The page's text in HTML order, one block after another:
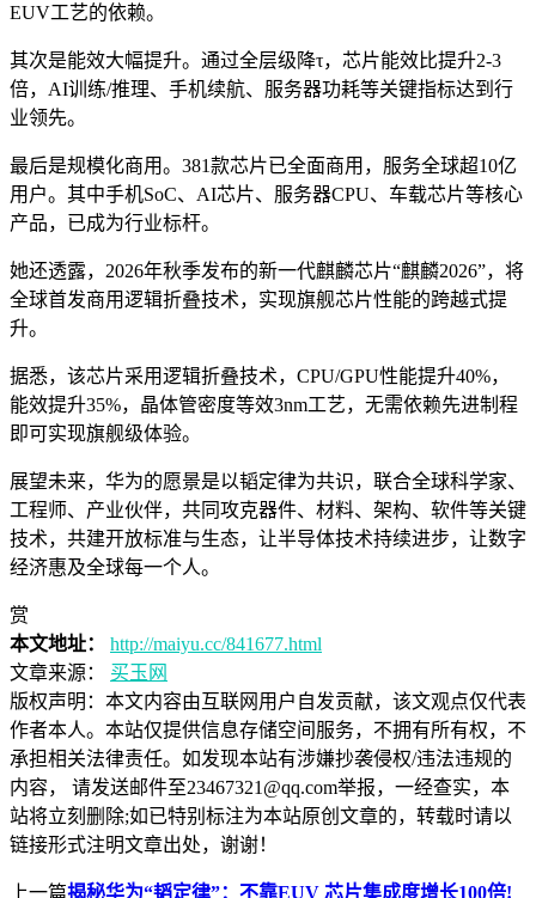
EUV工艺的依赖。
其次是能效大幅提升。通过全层级降τ，芯片能效比提升2-3
倍，AI训练/推理、手机续航、服务器功耗等关键指标达到行
业领先。
最后是规模化商用。381款芯片已全面商用，服务全球超10亿
用户。其中手机SoC、AI芯片、服务器CPU、车载芯片等核心
产品，已成为行业标杆。
她还透露，2026年秋季发布的新一代麒麟芯片“麒麟2026”，将
全球首发商用逻辑折叠技术，实现旗舰芯片性能的跨越式提
升。
据悉，该芯片采用逻辑折叠技术，CPU/GPU性能提升40%，
能效提升35%，晶体管密度等效3nm工艺，无需依赖先进制程
即可实现旗舰级体验。
展望未来，华为的愿景是以韬定律为共识，联合全球科学家、
工程师、产业伙伴，共同攻克器件、材料、架构、软件等关键
技术，共建开放标准与生态，让半导体技术持续进步，让数字
经济惠及全球每一个人。
赏
本文地址：
http://maiyu.cc/841677.html
文章来源：
买玉网
版权声明： 本文内容由互联网用户自发贡献，该文观点仅代表
作者本人。本站仅提供信息存储空间服务，不拥有所有权，不
承担相关法律责任。如发现本站有涉嫌抄袭侵权/违法违规的
内容， 请发送邮件至23467321@qq.com举报，一经查实，本
站将立刻删除;如已特别标注为本站原创文章的，转载时请以
链接形式注明文章出处，谢谢！
上一篇揭秘华为“韬定律”：不靠EUV 芯片集成度增长100倍!